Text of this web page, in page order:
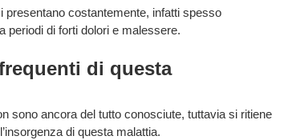
presentano costantemente, infatti spesso
periodi di forti dolori e malessere.
di questa
sono ancora del tutto conosciute, tuttavia si ritiene
di questa malattia.